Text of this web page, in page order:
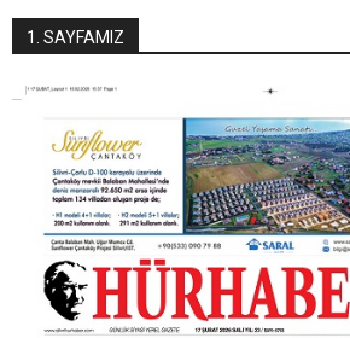
1. SAYFAMIZ